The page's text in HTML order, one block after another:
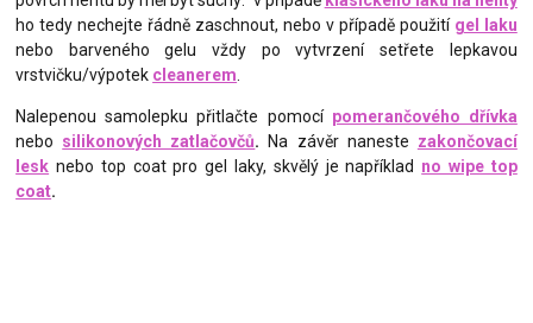
ho tedy nechejte řádně zaschnout, nebo v případě použití gel laku
nebo barveného gelu vždy po vytvrzení setřete lepkavou
vrstvičku/výpotek cleanerem.
Nalepenou samolepku přitlačte pomocí pomerančového dřívka
nebo silikonových zatlačovčů. Na závěr naneste zakončovací
lesk nebo top coat pro gel laky, skvělý je například no wipe top
coat.